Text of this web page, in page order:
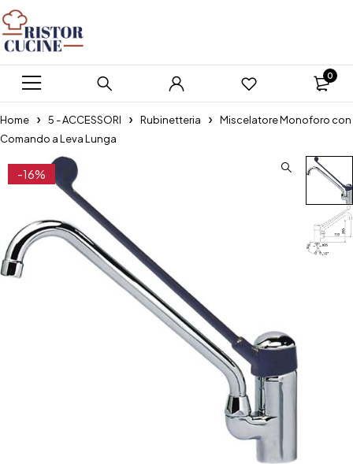
0
Home 5 - ACCESSORI Rubinetteria
Miscelatore Monoforo con
Comando a Leva Lunga
-16%